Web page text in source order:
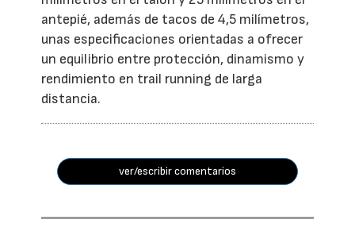
antepié, además de tacos de 4,5 milímetros,
unas especificaciones orientadas a ofrecer
un equilibrio entre protección, dinamismo y
rendimiento en trail running de larga
distancia.
ver/escribir comentarios